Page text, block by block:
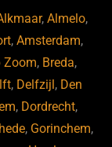
,Almelo,
,Amsterdam,
Zoom, Breda,
, Delfzijl, Den
, Dordrecht,
, Gorinchem,